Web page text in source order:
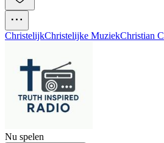
ChristelijkChristelijke MuziekChristian
Nu spelen